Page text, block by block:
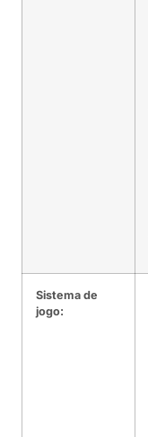
Sistema de
jogo: